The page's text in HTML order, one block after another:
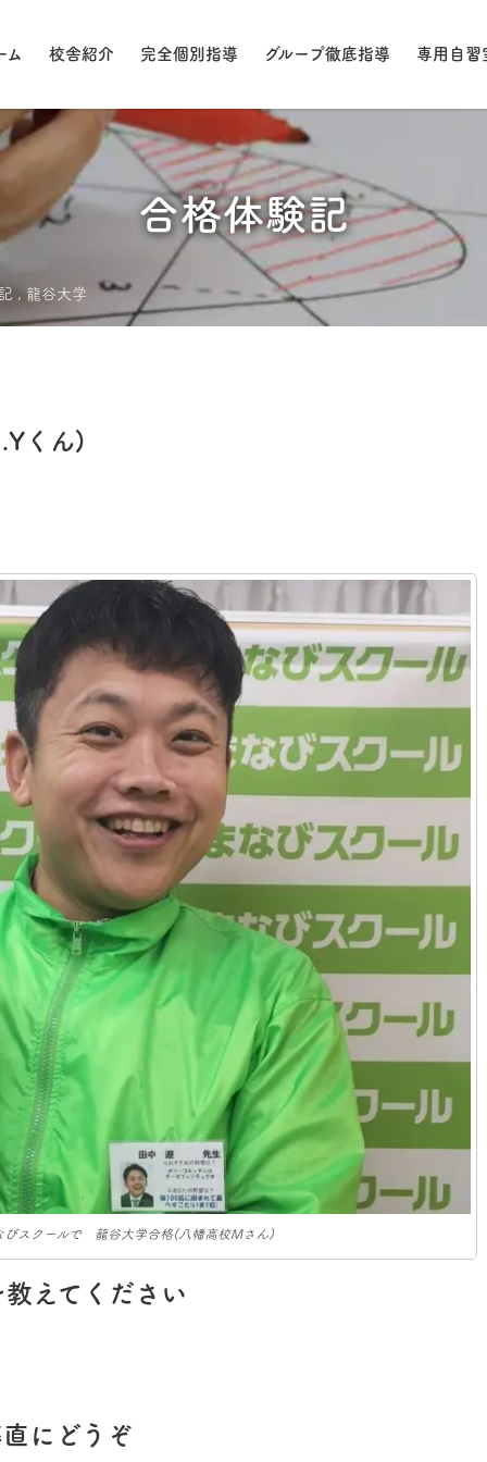
ム 校舎紹介 完全個別指導 グループ徹底指導 専用自習
合格体験記
, 龍谷大学
くん)
びスクールで 龍谷大学合格(八幡高校Mさん)
えてください
にどうぞ